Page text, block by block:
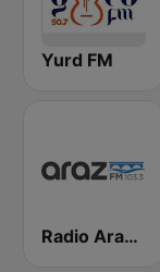
Yurd FM
Radio Araz FM